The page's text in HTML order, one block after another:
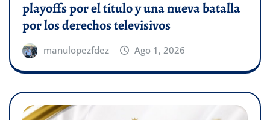
playoffs por el título y una nueva batalla
por los derechos televisivos
manulopezfdez Ago 1, 2026